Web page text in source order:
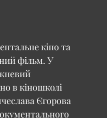
кіно та
фільм. У
в кіношколі
Єгорова